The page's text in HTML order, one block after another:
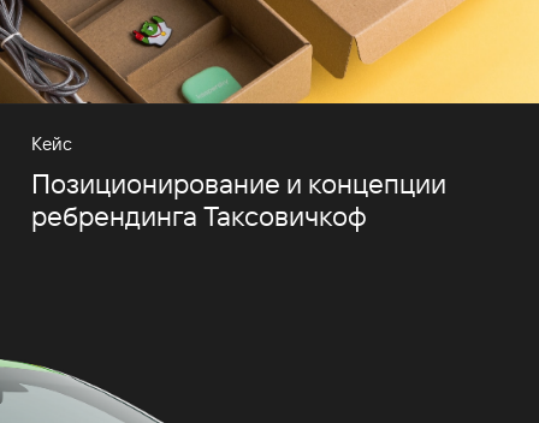
Кейс
Позиционирование и концепции
ребрендинга Таксовичкоф